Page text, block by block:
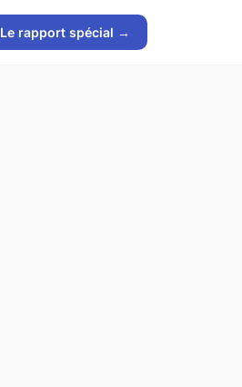
Le rapport spécial →